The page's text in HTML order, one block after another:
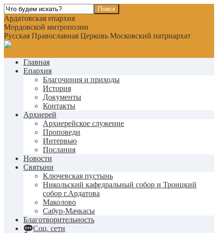
Ардатовская епархия
Мордовской митрополии
Русская Православная Церковь Московский патриархат
Главная
Епархия
Благочиния и приходы
История
Документы
Контакты
Архиерей
Архиерейское служение
Проповеди
Интервью
Послания
Новости
Святыни
Ключевская пустынь
Никольский кафедральный собор и Троицкий
собор г.Ардатова
Маколово
Сабур-Мачкасы
Благотворительность
Соц. сети